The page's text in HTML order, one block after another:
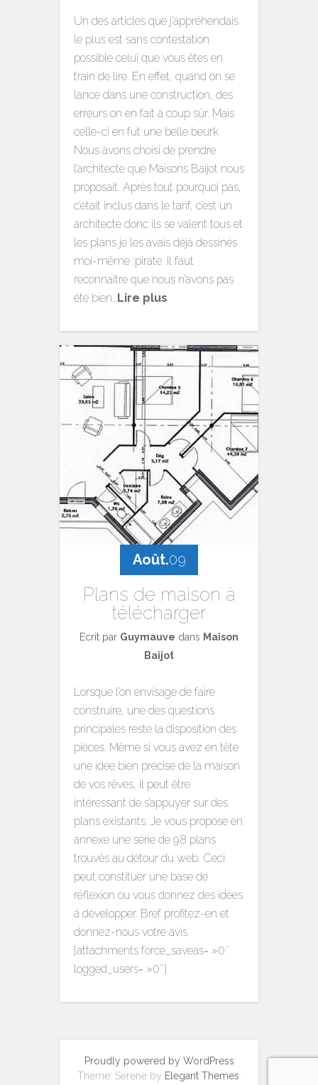
Un des articles que j’appréhendais
le plus est sans contestation
possible celui que vous êtes en
train de lire. En effet, quand on se
lance dans une construction, des
erreurs on en fait à coup sûr. Mais
celle-ci en fut une belle beurk
Nous avons choisi de prendre
l’architecte que Maisons Baijot nous
proposait. Après tout pourquoi pas,
c’était inclus dans le tarif, c’est un
architecte donc ils se valent tous et
les plans je les avais déjà dessinés
moi-même :pirate: Il faut
reconnaître que nous n’avons pas
été bien…Lire plus
Août.09
Plans de maison à
télécharger
Ecrit par Guymauve dans Maison
Baijot
Lorsque l’on envisage de faire
construire, une des questions
principales reste la disposition des
pièces. Même si vous avez en tête
une idée bien précise de la maison
de vos rêves, il peut être
intéressant de s’appuyer sur des
plans existants. Je vous propose en
annexe une série de 98 plans
trouvés au détour du web. Ceci
peut constituer une base de
réflexion ou vous donnez des idées
à développer. Bref profitez-en et
donnez-nous votre avis.
[attachments force_saveas= »0″
logged_users= »0″]
Proudly powered by WordPress
Theme: Serene by Elegant Themes